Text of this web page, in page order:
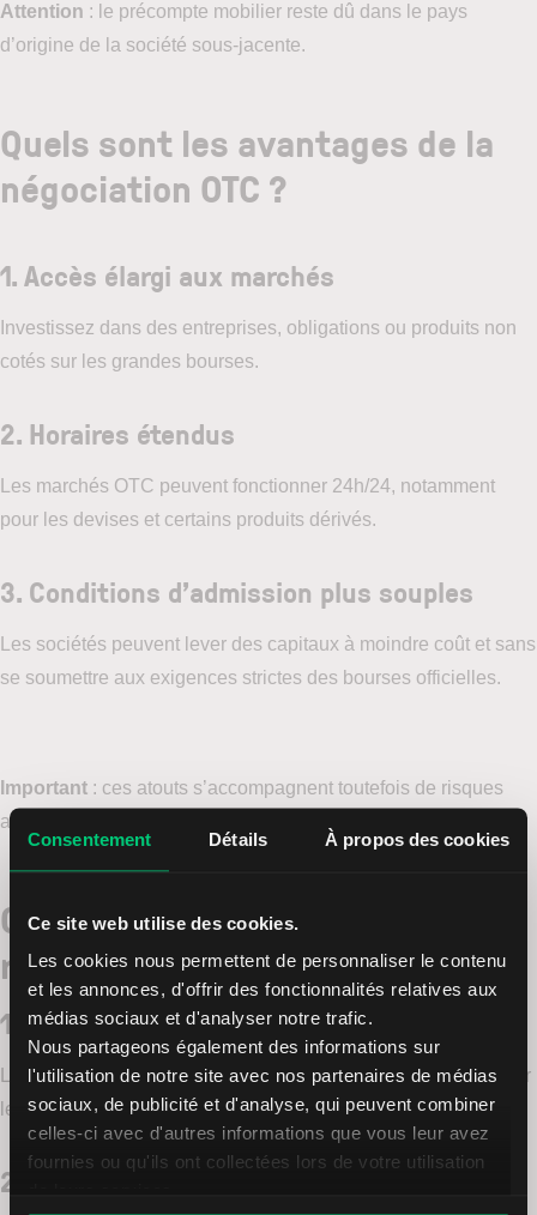
Consentement Détails À propos des cookies
Ce site web utilise des cookies.
Les cookies nous permettent de personnaliser le contenu
et les annonces, d'offrir des fonctionnalités relatives aux
médias sociaux et d'analyser notre trafic.
Nous partageons également des informations sur
l'utilisation de notre site avec nos partenaires de médias
sociaux, de publicité et d'analyse, qui peuvent combiner
celles-ci avec d'autres informations que vous leur avez
fournies ou qu'ils ont collectées lors de votre utilisation
Attention : le précompte mobilier reste dû dans le pays
d’origine de la société sous-jacente.
Quels sont les avantages de la
négociation OTC ?
1. Accès élargi aux marchés
Investissez dans des entreprises, obligations ou produits non
cotés sur les grandes bourses.
2. Horaires étendus
Les marchés OTC peuvent fonctionner 24h/24, notamment
pour les devises et certains produits dérivés.
3. Conditions d’admission plus souples
Les sociétés peuvent lever des capitaux à moindre coût et sans
se soumettre aux exigences strictes des bourses officielles.
Important : ces atouts s’accompagnent toutefois de risques
accrus dus au manque de transparence et de régulation.
Quels sont les principaux
risques ?
1. Transparence limitée
Les émetteurs OTC n’ont souvent aucune obligation de publier
leurs données financières.
2. Faible liquidité